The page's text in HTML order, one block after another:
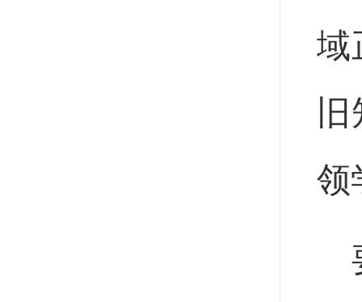
域
领